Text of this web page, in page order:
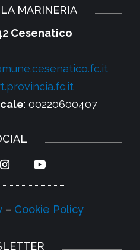
MARINERIA
Cesenatico
: 00220600407
– Cookie Policy